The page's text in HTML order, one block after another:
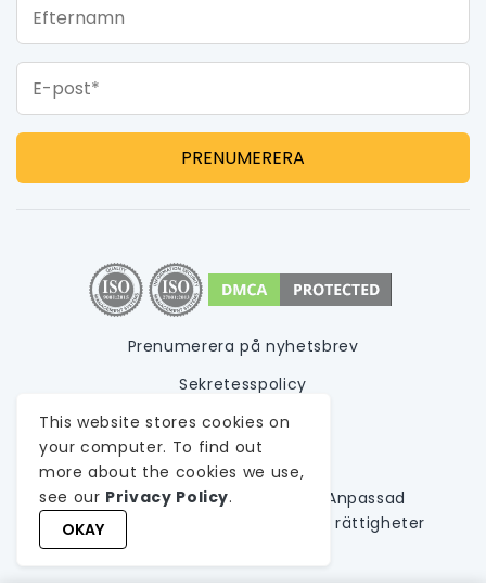
Prenumerera på nyhetsbrev
Sekretesspolicy
Användarvillkor
Webbplatskarta
© 1999-2026 WeblineIndia,
Anpassad
mjukvaruutvecklingsföretag
. Alla rättigheter
This website stores cookies on
your computer. To find out
more about the cookies we use,
see our Privacy Policy.
OKAY